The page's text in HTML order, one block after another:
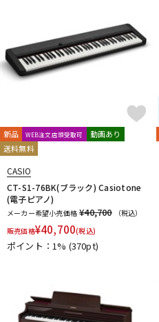
新品 WEB注文店頭受取可
動画あり
送料無料
CASIO
CT-S1-76BK(ブラック) Casiotone
(電子ピアノ)
メーカー希望小売価格 ¥40,700
（税込）
販売価格¥40,700(税込)
ポイント：1% (370pt)